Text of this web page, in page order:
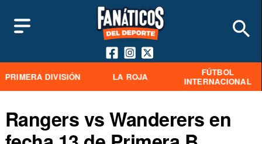
PRIMERA DIVISIÓN LA ROJA
FÚTBOL
INTERNACIONAL
Rangers vs Wanderers en